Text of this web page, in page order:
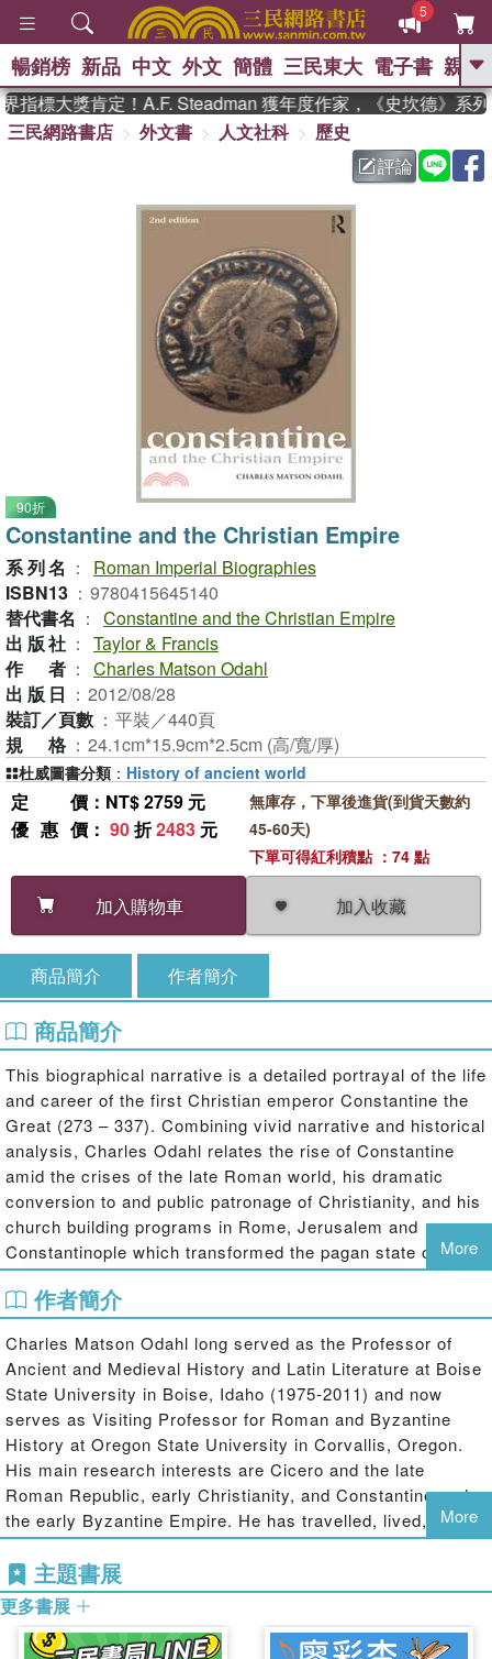
5
GO
熱搜： 東野圭吾 、
父親節 、 如果歷
暑期推薦 、 國際布克
獎 臺灣漫遊錄 、 方念華
數學女孩：黎曼猜想
偉大的迷走神經
暢銷榜 新品 中文 外文 簡體 三民東大 電子書 親子
標大獎肯定！A.F. Steadman 獲年度作家，《史坎德》系列
三民網路書店
外文書 人文社科
歷史
評論
90折
Constantine and the Christian Empire
系列名 ：
Roman Imperial Biographies
ISBN13 ： 9780415645140
替代書名 ： Constantine and the Christian Empire
出版社 ： Taylor & Francis
作者 ： Charles Matson Odahl
出版日 ： 2012/08/28
裝訂／頁數 ： 平裝／440頁
規格 ： 24.1cm*15.9cm*2.5cm (高/寬/厚)
定價 ：NT$ 2759 元
優惠價 ： 90折2483 元
加入購物車 加入收藏
無庫存，下單後進貨(到貨天數約
45-60天)
下單可得紅利積點 ：74 點
杜威圖書分類 ： History of ancient world
商品簡介 作者簡介
商品簡介
This biographical narrative is a detailed portrayal of the life
and career of the first Christian emperor Constantine the
Great (273 – 337). Combining vivid narrative and historical
analysis, Charles Odahl relates the rise of Constantine
amid the crises of the late Roman world, his dramatic
conversion to and public patronage of Christianity, and his
church building programs in Rome, Jerusalem and
Constantinople which transformed the pagan state of
Roman antiquity into the Christian empire medieval
Byzantium.
The author's comprehensive knowledge of the literary
sources and his extensive research into the material
remains of the period mean that this volume provides a
more rounded and accurate portrait of Constantine than
previously available.
This revised second edition includes:
A new Genealogy and an expanded Chronology
New illustrations
More
作者簡介
Charles Matson Odahl long served as the Professor of
Ancient and Medieval History and Latin Literature at Boise
State University in Boise, Idaho (1975-2011) and now
serves as Visiting Professor for Roman and Byzantine
History at Oregon State University in Corvallis, Oregon.
His main research interests are Cicero and the late
Roman Republic, early Christianity, and Constantine and
the early Byzantine Empire. He has travelled, lived,
studied and taught throughout Europe and around the
Mediterranean Basin, and examined all of the historical
sites and monuments of the Ciceronian and Constantinian
Eras. Previous publications include
Literature(1993),Cicero and the Catilinarian Conspiracy
More
主題書展
更多書展